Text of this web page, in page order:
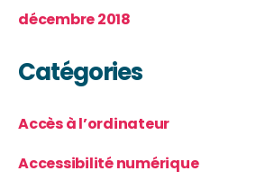
décembre 2018
Catégories
Accès à l’ordinateur
Accessibilité numérique